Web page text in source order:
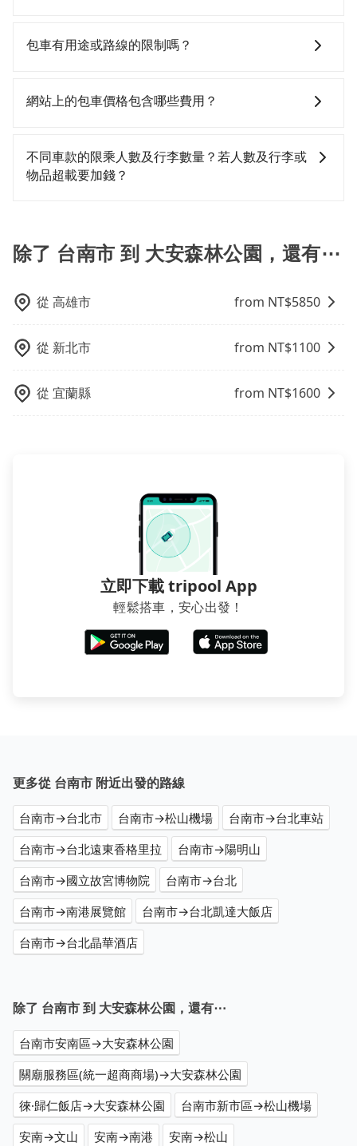
4.6%，換句話說，臨時要叫小黃的難度是雙北大城市的
20倍。縱使幸運攔到一輛小黃了，台南市少部分小黃司
路。但如果全程使用tripool並到府專車接送，則每人平
均花費約1,490元，費時3小時24分鐘。長距離移動確實
元的交通費，所以對於不是這麼趕時間的人來說，預約
tripool還是比較划算的。如果你是三人以下要乘車，也
可參考tripool的拼車共乘服務，最多可再節省50%的交
車型，如Toyota Yaris、Prius C、Vios這類乘坐體驗較
差的車款，如果人數超過四位，更是沒有較大的七人座
況，打開車門才發現仍有上一組乘客遺留的垃圾或者撞
凹的車門仍未被修理，每一次租車都好像在開樂透一
用戶卻遲遲尚未歸還，又或者要還車時卻偏偏找不到停
車位，對於急著用車或者要載其他乘客的人來說就有不
小的風險。最後，雖然路邊隨租隨還看似方便，但實際
就顯得非常不便。
4,140輛，計程車密度為雙北的4.6%，也就是說要臨時叫
到小黃的難度是台北或新北的20倍之多。再加上台南市
建議最好先上網預約，以免當場被坑受騙。綜合以上，
無論在價格或服務品質上，tripool都是你從台南市到大
包車有用途或路線的限制嗎？
方，只要是長途交通且途中遵守台灣法律，無論是清明
檢疫、預約叫車、機場接送、定期洗腎、包月上下班，
或者任何跨縣市接送的需求，tripool都能滿足你。乘車
網站上的包車價格包含哪些費用？
乘客險、司機小費、營業稅等，不會再有其他額外的費
用產生。
不同車款的限乘人數及行李數量？若人數及行李或
物品超載要加錢？
身行李與兩個30吋行李箱 五人座休旅車可乘坐四位乘
客，並可攜帶四個隨身行李與三個30吋行李箱 九人座廂
吋行李箱。 為了確保行車安全及遵守相關法規，我們不
據情況收取微搬家費用，費用在300至500元之間。
除了 台南市 到 大安森林公園，還有⋯
從 高雄市 from NT$5850
從 新北市 from NT$1100
從 宜蘭縣 from NT$1600
立即下載 tripool App
輕鬆搭車，安心出發！
更多從 台南市 附近出發的路線
台南市→台北市 台南市→松山機場
台南市→台北車站
台南市→台北遠東香格里拉
台南市→陽明山
台南市→國立故宮博物院
台南市→台北
台南市→南港展覽館
台南市→台北凱達大飯店
台南市→台北晶華酒店
除了 台南市 到 大安森林公園，還有⋯
台南市安南區→大安森林公園
關廟服務區(統一超商商場)→大安森林公園
徠·歸仁飯店→大安森林公園
台南市新市區→松山機場
安南→文山
安南→南港
安南→松山